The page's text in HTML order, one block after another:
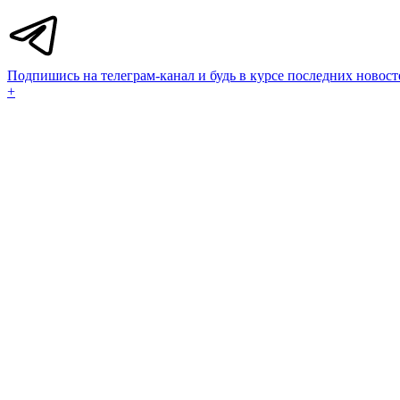
Подпишись на телеграм-канал и будь в курсе последних
+